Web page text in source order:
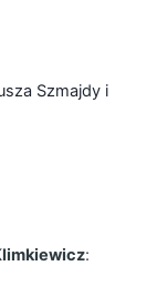
Szmajdy i
: